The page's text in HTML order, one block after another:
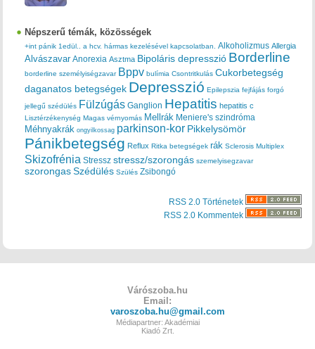
Népszerű témák, közösségek
+int pánik 1edül.. a hcv. hármas kezelésével kapcsolatban. Alkoholizmus Allergia
Alvászavar Anorexia Asztma Bipoláris depresszió Borderline
borderline személyiségzavar Bppv bulímia Csontritkulás Cukorbetegség
daganatos betegségek Depresszió Epilepszia fejfájás forgó
jellegű szédülés Fülzúgás Ganglion Hepatitis hepatitis c
Lisztérzékenység Magas vérnyomás Mellrák Meniere's szindróma
Méhnyakrák ongyilkossag parkinson-kor Pikkelysömör
Pánikbetegség Reflux Ritka betegségek rák Sclerosis Multiplex
Skizofrénia Stressz stressz/szorongás szemelyisegzavar
szorongas Szédülés Szülés Zsibongó
RSS 2.0 Történetek
RSS 2.0 Kommentek
Várószoba.hu
Email:
varoszoba.hu@gmail.com
Médiapartner: Akadémiai
Kiadó Zrt.